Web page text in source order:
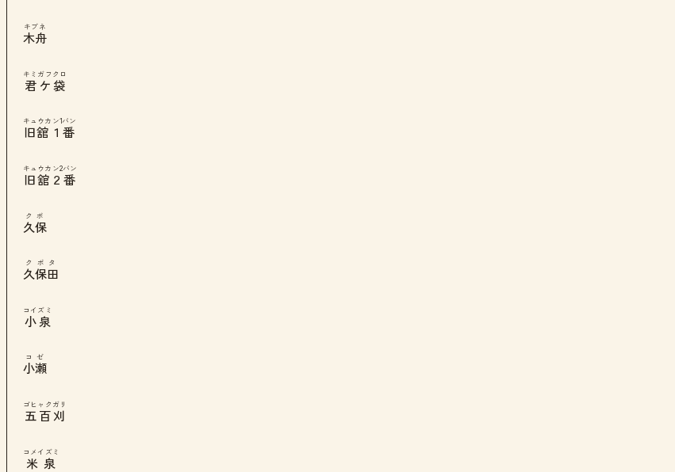
木舟
キブネ
君ケ袋
キミガフクロ
旧舘１番
キュウカン1バン
旧舘２番
キュウカン2バン
久保
クボ
久保田
クボタ
小泉
コイズミ
小瀬
コゼ
五百刈
ゴヒャクガリ
米泉
コメイズミ